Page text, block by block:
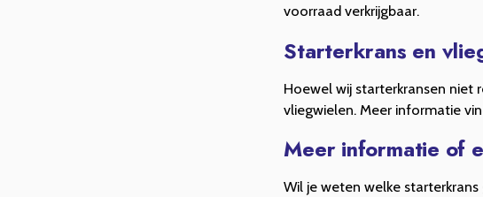
voorraad verkrijgbaar.
Starterkrans en
Hoewel wij starterkransen niet
vliegwielen. Meer informatie
Meer informatie of
Wil je weten welke